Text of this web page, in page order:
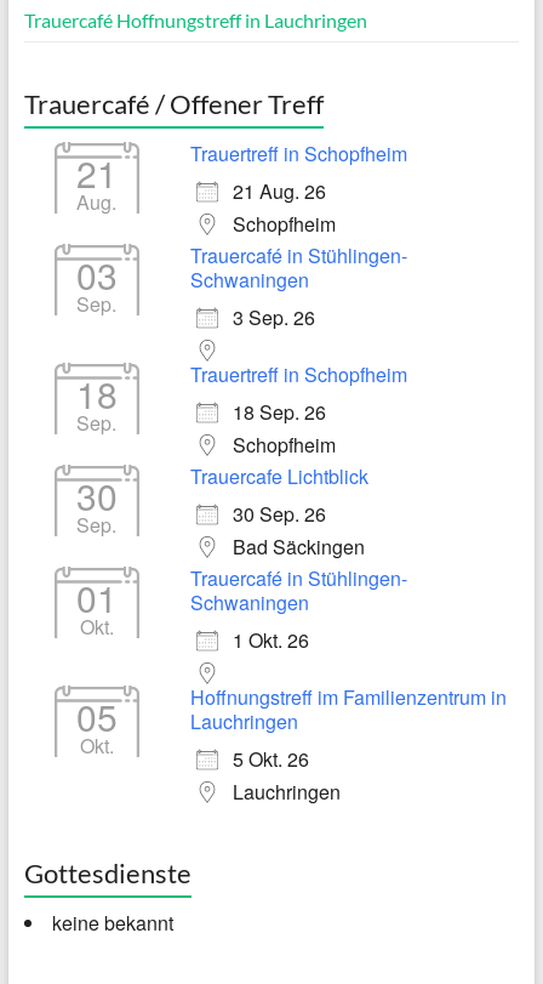
Trauercafé Hoffnungstreff in Lauchringen
Trauercafé / Offener Treff
21
Aug.
Trauertreff in Schopfheim
21 Aug. 26
Schopfheim
03
Sep.
Trauercafé in Stühlingen-
Schwaningen
3 Sep. 26
18
Sep.
Trauertreff in Schopfheim
18 Sep. 26
Schopfheim
30
Sep.
Trauercafe Lichtblick
30 Sep. 26
Bad Säckingen
01
Okt.
Trauercafé in Stühlingen-
Schwaningen
1 Okt. 26
05
Okt.
Hoffnungstreff im Familienzentrum in
Lauchringen
5 Okt. 26
Lauchringen
Gottesdienste
keine bekannt